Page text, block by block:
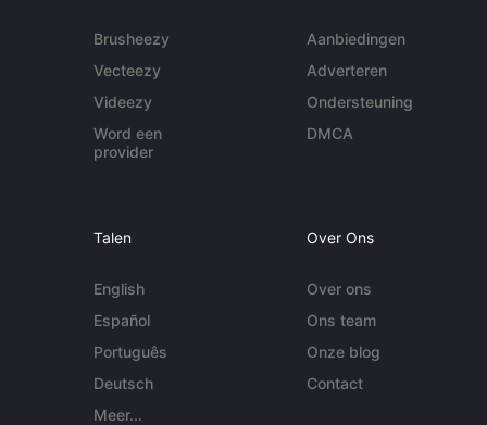
Brusheezy
Vecteezy
Videezy
Word een
provider
Aanbiedingen
Adverteren
Ondersteuning
DMCA
Talen
English
Español
Português
Deutsch
Meer...
Over Ons
Over ons
Ons team
Onze blog
Contact